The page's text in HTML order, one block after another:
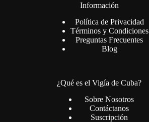
Información
Política de Privacidad
Términos y Condiciones
Preguntas Frecuentes
Blog
¿Qué es el Vigía de Cuba?
Sobre Nosotros
Contáctanos
Suscripción